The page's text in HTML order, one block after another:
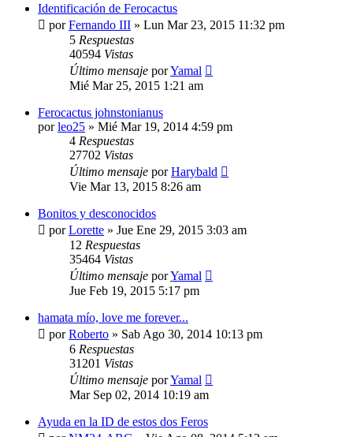
Identificación de Ferocactus
porFernando III » Lun Mar 23, 2015 11:32 pm
5 Respuestas
40594 Vistas
Último mensaje porYamal
Mié Mar 25, 2015 1:21 am
Ferocactus johnstonianus
porleo25 » Mié Mar 19, 2014 4:59 pm
4 Respuestas
27702 Vistas
Último mensaje porHarybald
Vie Mar 13, 2015 8:26 am
Bonitos y desconocidos
porLorette » Jue Ene 29, 2015 3:03 am
12 Respuestas
35464 Vistas
Último mensaje porYamal
Jue Feb 19, 2015 5:17 pm
hamata mío, love me forever...
porRoberto » Sab Ago 30, 2014 10:13 pm
6 Respuestas
31201 Vistas
Último mensaje porYamal
Mar Sep 02, 2014 10:19 am
Ayuda en la ID de estos dos Feros